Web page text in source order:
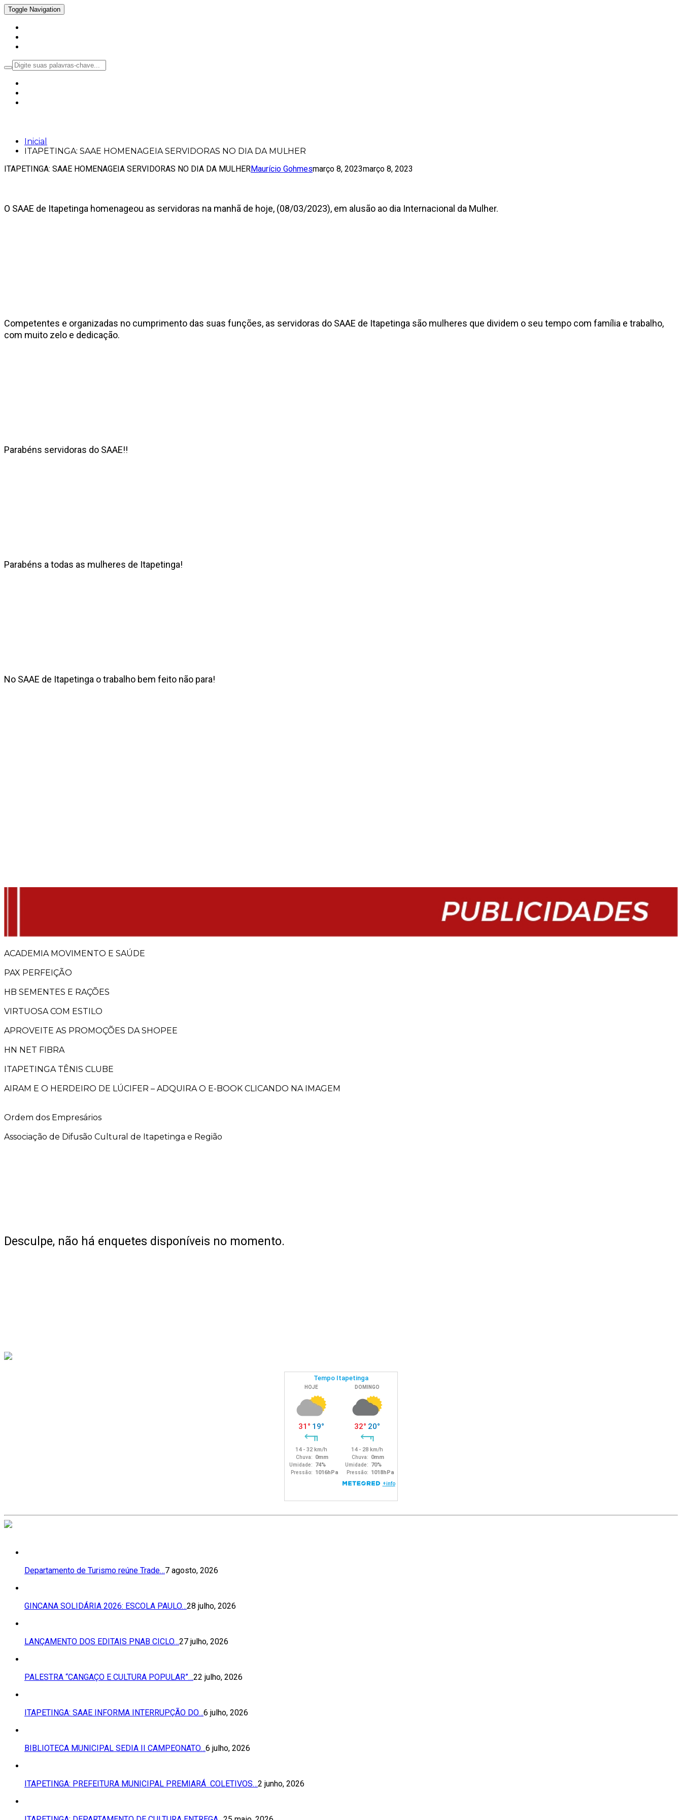
Toggle Navigation
Inicial
ITAPETINGA: SAAE HOMENAGEIA SERVIDORAS NO DIA DA MULHER
ITAPETINGA: SAAE HOMENAGEIA SERVIDORAS NO DIA DA MULHERMaurício Gohmesmarço 8, 2023março 8, 2023
O SAAE de Itapetinga homenageou as servidoras na manhã de hoje, (08/03/2023), em alusão ao dia Internacional da Mulher.
Competentes e organizadas no cumprimento das suas funções, as servidoras do SAAE de Itapetinga são mulheres que dividem o seu tempo com família e trabalho,
com muito zelo e dedicação.
Parabéns servidoras do SAAE!!
Parabéns a todas as mulheres de Itapetinga!
No SAAE de Itapetinga o trabalho bem feito não para!
ACADEMIA MOVIMENTO E SAÚDE
PAX PERFEIÇÃO
HB SEMENTES E RAÇÕES
VIRTUOSA COM ESTILO
APROVEITE AS PROMOÇÕES DA SHOPEE
HN NET FIBRA
ITAPETINGA TÊNIS CLUBE
AIRAM E O HERDEIRO DE LÚCIFER – ADQUIRA O E-BOOK CLICANDO NA IMAGEM
Ordem dos Empresários
Associação de Difusão Cultural de Itapetinga e Região
Desculpe, não há enquetes disponíveis no momento.
Departamento de Turismo reúne Trade…7 agosto, 2026
GINCANA SOLIDÁRIA 2026: ESCOLA PAULO…28 julho, 2026
LANÇAMENTO DOS EDITAIS PNAB CICLO…27 julho, 2026
PALESTRA “CANGAÇO E CULTURA POPULAR”…22 julho, 2026
ITAPETINGA: SAAE INFORMA INTERRUPÇÃO DO…6 julho, 2026
BIBLIOTECA MUNICIPAL SEDIA II CAMPEONATO…6 julho, 2026
ITAPETINGA: PREFEITURA MUNICIPAL PREMIARÁ COLETIVOS…2 junho, 2026